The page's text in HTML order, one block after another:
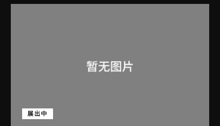
展出中